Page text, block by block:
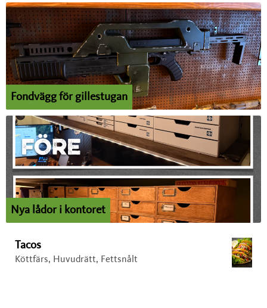
Fondvägg för gillestugan
Nya lådor i kontoret
Tacos
Köttfärs, Huvudrätt, Fettsnålt